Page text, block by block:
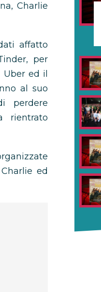
Charlie
affatto
per
ed il
al suo
perdere
rientrato
ed